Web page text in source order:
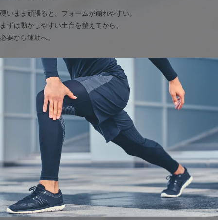
硬いまま頑張ると、フォームが崩れやすい。
まずは動かしやすい土台を整えてから、
必要なら運動へ。